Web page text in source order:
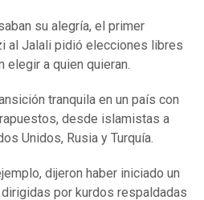
su alegría, el primer
al Jalali pidió elecciones libres
elegir a quien quieran.
tranquila en un país con
desde islamistas a
Unidos, Rusia y Turquía.
dijeron haber iniciado un
por kurdos respaldadas